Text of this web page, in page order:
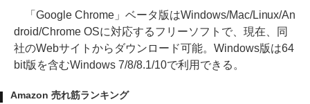
「Google Chrome」ベータ版はWindows/Mac/Linux/An
droid/Chrome OSに対応するフリーソフトで、現在、同
社のWebサイトからダウンロード可能。Windows版は64
bit版を含むWindows 7/8/8.1/10で利用できる。
Amazon 売れ筋ランキング